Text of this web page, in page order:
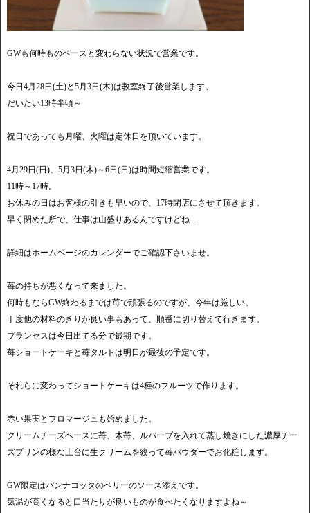
GWも何時ものペースと変わらない状況で営業です。
今日4月28日(土)と5月3日(木)は教室終了後営業します。
だいたい13時半頃～
祝日であっても月曜、火曜は定休日を頂いています。
4月29日(日)、5月3日(木)～6日(日)は時間短縮営業です。
11時～17時。
お休みの日はお客様の引きも早いので、17時閉店にさせて頂きます。
早く閉めた所で、仕事は山盛りあるんですけどね…
詳細はホームページのカレンダーでご確認下さいませ。
苺の持ちが悪くなって来ました。
何時もならGW終わるまでは苺で頑張るのですが、今年は厳しい。
丁度他の材料のきりが良い事もあって、順番に切り替えて行きます。
プランセスは今日出てる分で最期です。
苺ショートケーキと苺タルトは明日が最後の予定です。
それらに変わってショートケーキは4種のフルーツで作ります。
赤い果実とフロマージュも始めました。
クリームチーズベースに苺、木苺、ルバーブを入れて蒸し焼きにした濃厚チー
ズプリンの様な土台に生クリームを絞って苺パウダーでお化粧します。
GW限定はパンナコッタのベリーのソース添えです。
気温が高くなると口当たりが良いものが食べたくなりますよね～